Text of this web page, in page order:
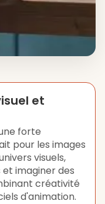
et
forte
pour les images
visuels,
imaginer des
créativité
d'animation.